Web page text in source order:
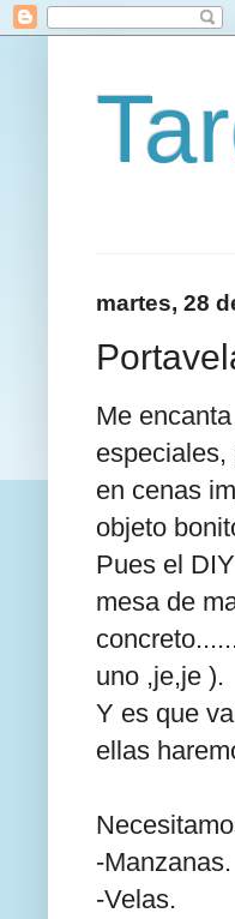
martes, 28
Me
especiales,
en cenas
objeto
Pues el
mesa de
uno ,je,je ).
Y es que
ellas
-Manzanas.
-Velas.